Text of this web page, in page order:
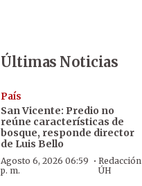
Últimas Noticias
País
San Vicente: Predio no
reúne características de
bosque, responde director
de Luis Bello
Agosto 6, 2026 06:59
p. m.
· Redacción
ÚH